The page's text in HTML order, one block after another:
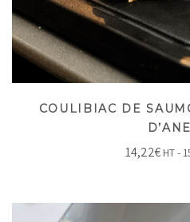
COULIBIAC DE
14,22€ HT -